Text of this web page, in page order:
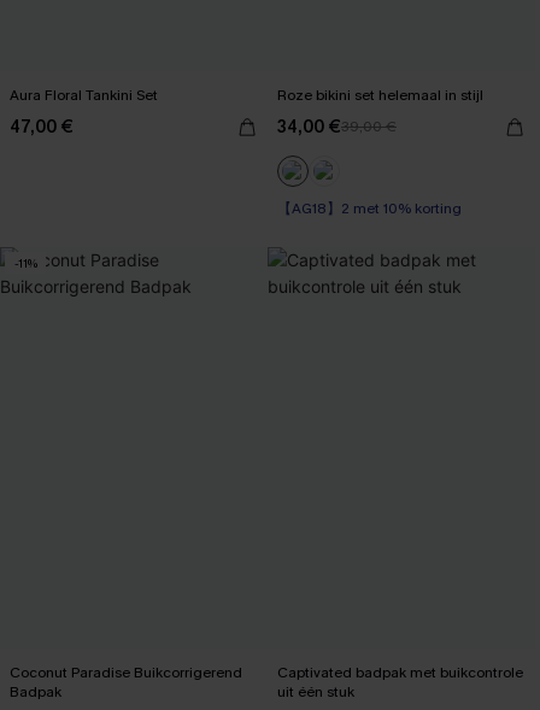
Aura Floral Tankini Set
47,00 €
Roze bikini set helemaal in stijl
34,00 €39,00 €
【AG18】2 met 10% korting
-11%
Coconut Paradise Buikcorrigerend
Badpak
Captivated badpak met buikcontrole
uit één stuk